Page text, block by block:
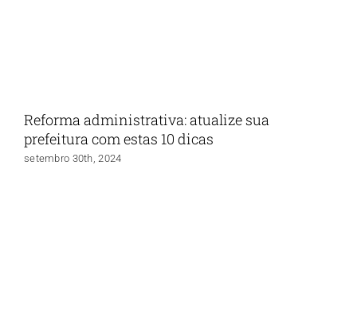
Reforma administrativa: atualize sua
prefeitura com estas 10 dicas
setembro 30th, 2024